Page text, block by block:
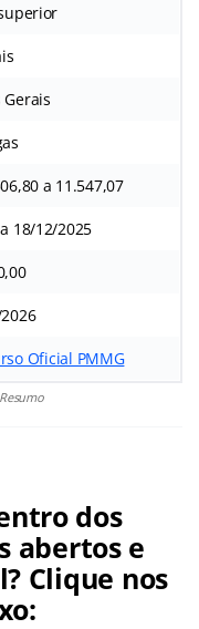
a 11.547,07
18/12/2025
Oficial PMMG
dos
abertos e
Clique nos